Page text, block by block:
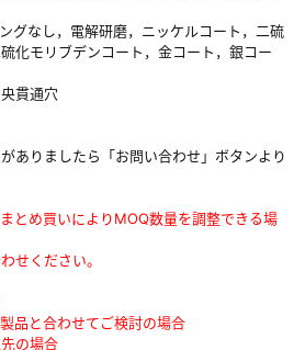
グなし，電解研磨，ニッケルコート，二硫
化モリブデンコート，金コート，銀コー
貫通穴
ありましたら「お問い合わせ」ボタンより
とめ買いによりMOQ数量を調整できる場
せください。
品と合わせてご検討の場合
の場合